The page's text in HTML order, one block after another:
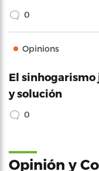
0
Opinions
El
y solución
0
Opinión y